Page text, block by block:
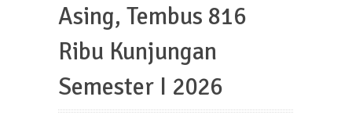
Asing, Tembus 816
Ribu Kunjungan
Semester I 2026